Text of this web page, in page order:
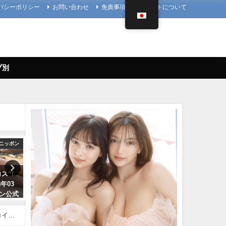
シーポリシー お問い合わせ 免責事項 当サイトについて
【兒玉遥公式】はるっぴちゃんねる
兒玉遥（2022年11月27日） | こ
だまちゃんねる【公式】さんよ
り
11/27/2022
4K UPSCALING CLUB
篠崎愛【4K】（2023年08月25
日） | 4K UPSCALING CLUBさ
08/25/2023
チ